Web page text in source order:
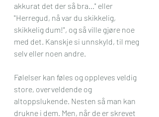
akkurat det der så bra..." eller
"Herregud, nå var du skikkelig,
skikkelig dum!", og så ville gjøre noe
med det. Kanskje si unnskyld, til meg
selv eller noen andre.
Følelser kan føles og oppleves veldig
store, overveldende og
altoppslukende. Nesten så man kan
drukne i dem. Men, når de er skrevet